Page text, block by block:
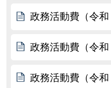
政務活動費（令
政務活動費（令
政務活動費（令